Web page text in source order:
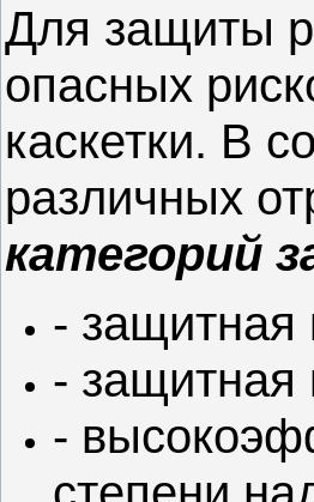
Для защиты
опасных
каскетки. В
различных
категорий
- защитная
- защитная
-
степени